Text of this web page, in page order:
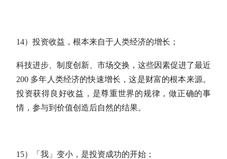
14）投资收益，根本来自于人类经济的增长；
科技进步、制度创新、市场交换，这些因素促进了最近
200 多年人类经济的快速增长，这是财富的根本来源。
投资获得良好收益，是尊重世界的规律，做正确的事
情，参与到价值创造后自然的结果。
15）「我」变小，是投资成功的开始；